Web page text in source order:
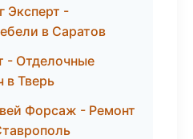
Эксперт -
в Саратов
- Отделочные
в Тверь
Форсаж - Ремонт